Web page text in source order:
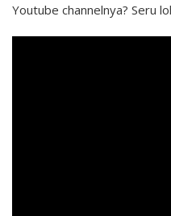
Youtube channelnya? Seru